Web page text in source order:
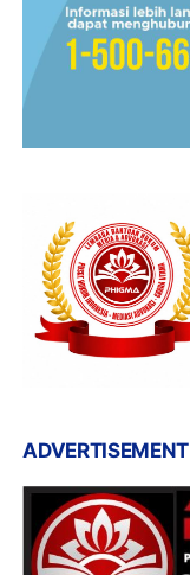
ADVERTISEMENT